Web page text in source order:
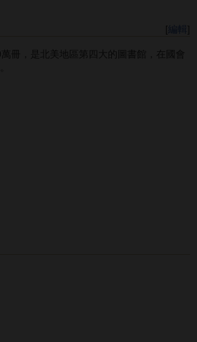
[編輯
，是北美地區第四大的圖書館，在國會